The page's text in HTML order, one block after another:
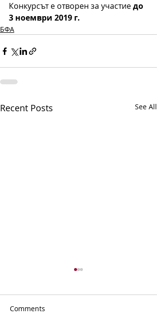
Конкурсът е отворен за участие до
3 ноември 2019 г.
БФА
Recent Posts See All
Comments